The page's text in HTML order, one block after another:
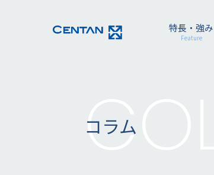
特長・強み
Feature
コラム